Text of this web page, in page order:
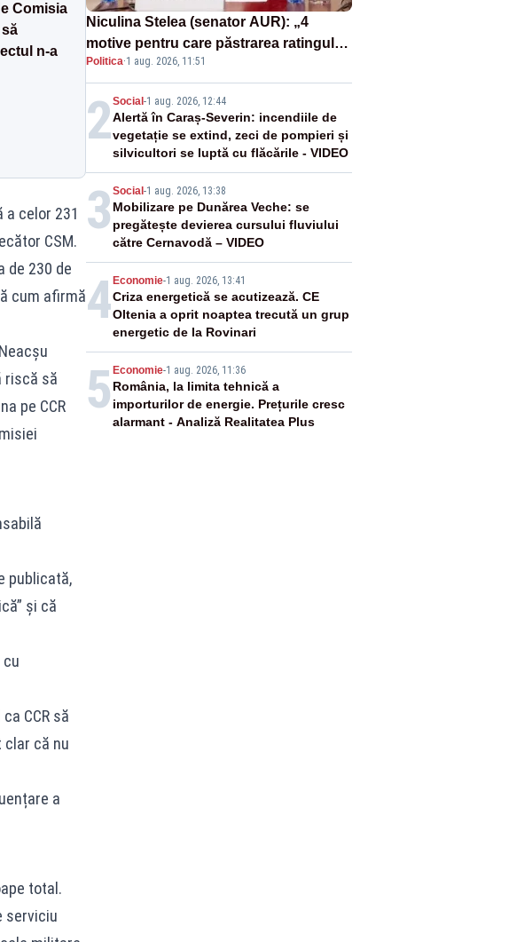
Comisia
n-a
celor 231
CSM.
de 230 de
cum afirmă
riscă să
pe CCR
publicată,
și că
cu
CCR să
clar că nu
a
total.
serviciu
Niculina Stelea (senator AUR): „4
motive pentru care păstrarea ratingului
de țară nu este o reușită pentru
Guvernul Bolojan”
Politica·1 aug. 2026, 11:51
2Social -1 aug. 2026, 12:44
Alertă în Caraș-Severin: incendiile de
vegetație se extind, zeci de pompieri și
silvicultori se luptă cu flăcările - VIDEO
3 Social -1 aug. 2026, 13:38
Mobilizare pe Dunărea Veche: se
pregătește devierea cursului fluviului
către Cernavodă – VIDEO
4 Economie-1 aug. 2026, 13:41
Criza energetică se acutizează. CE
Oltenia a oprit noaptea trecută un grup
energetic de la Rovinari
5 Economie-1 aug. 2026, 11:36
România, la limita tehnică a
importurilor de energie. Prețurile cresc
alarmant - Analiză Realitatea Plus